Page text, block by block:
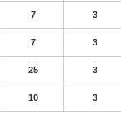
7 3
7 3
25 3
10 3